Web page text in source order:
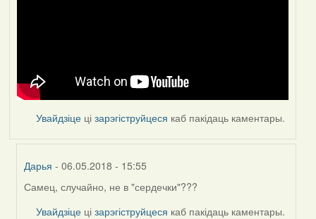
Увайдзіце цізарэгіструйцеся каб пакідаць каментары.
Дарья - 06.05.2018 - 15:55
In
reply
Самец, случайно, не в "сердечки"???
Увайдзіце цізарэгіструйцеся каб пакідаць каментары.